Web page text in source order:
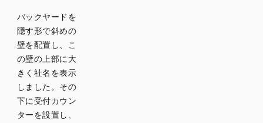
バックヤードを
隠す形で斜めの
壁を配置し、こ
の壁の上部に大
きく社名を表示
しました。その
下に受付カウン
ターを設置し、